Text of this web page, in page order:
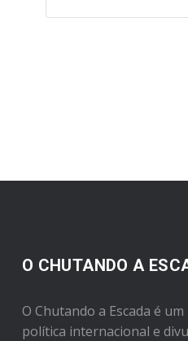
O CHUTANDO A
O Chutando a Escada é
política internacional e